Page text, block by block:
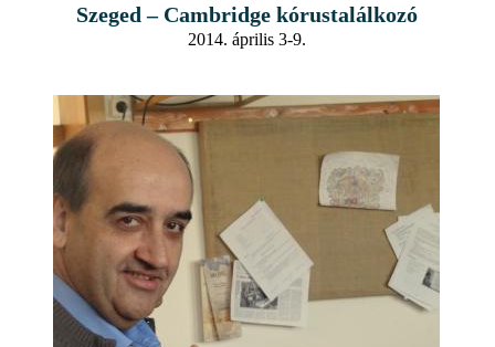
Szeged – Cambridge kórustalálkozó
2014. április 3-9.